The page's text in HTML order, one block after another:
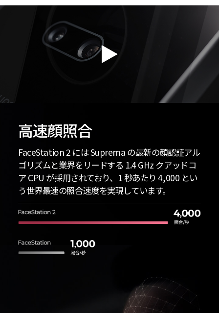
高速顔照合
FaceStation 2 には Suprema の最新の顔認証アル
ゴリズムと業界をリードする 1.4 GHz クアッドコ
ア CPU が採用されており、1 秒あたり 4,000 とい
う世界最速の照合速度を実現しています。